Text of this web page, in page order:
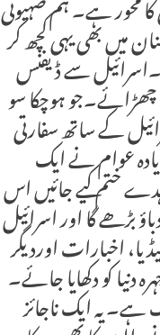
محور ہے۔ ہم صہیونی
میں بھی یہی کچھ کر
سے ڈیفنس
ہوچکا سو
کے ساتھ سفارتی
عوام نے ایک
ختم کیے جائیں اس
بڑھے گا اور اسرائیل
اخبارات اوردیگر
کو دکھایا جائے۔
یہ ایک ناجائز